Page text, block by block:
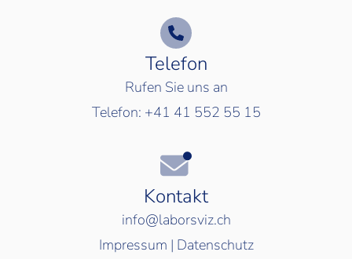
Telefon
Rufen Sie uns an
Telefon: +41 41 552 55 15
Kontakt
info@laborsviz.ch
Impressum | Datenschutz